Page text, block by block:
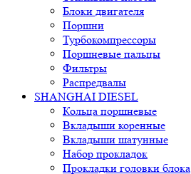
Блоки двигателя
Поршни
Турбокомпрессоры
Поршневые пальцы
Фильтры
Распредвалы
SHANGHAI DIESEL
Кольца поршневые
Вкладыши коренные
Вкладыши шатунные
Набор прокладок
Прокладки головки блока